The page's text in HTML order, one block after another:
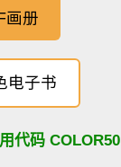
画册
电子书
代码 COLOR50